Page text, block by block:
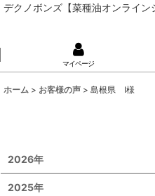
デクノボンズ【菜種油オンライン
マイページ
ホーム > お客様の声 > 島根県 I様
2026年
2025年